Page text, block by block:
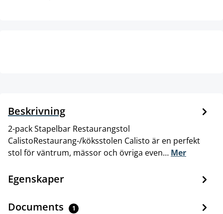
Beskrivning
2-pack Stapelbar Restaurangstol
CalistoRestaurang-/köksstolen Calisto är en perfekt
stol för väntrum, mässor och övriga even… Mer
Egenskaper
Documents 1